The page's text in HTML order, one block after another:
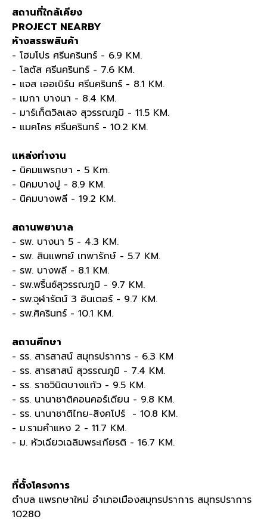
สถานที่ใกล้เคียง
PROJECT NEARBY
ห้างสรรพสินค้า
- โฮมโปร ศรีนครินทร์ - 6.9 KM.
- โลตัส ศรีนครินทร์ - 7.6 KM.
- แจส เออเบิร์น ศรีนครินทร์ - 8.1 KM.
- เมกา บางนา - 8.4 KM.
- มาร์เก็ตวิลเลจ สุวรรณภูมิ - 11.5 KM.
- แมคโคร ศรีนครินทร์ - 10.2 KM.
แหล่งทำงาน
- นิคมแพรกษา - 5 Km.
- นิคมบางปู - 8.9 KM.
- นิคมบางพลี - 19.2 KM.
สถานพยาบาล
- รพ. บางนา 5 - 4.3 KM.
- รพ. สินแพทย์ เทพารักษ์ - 5.7 KM.
- รพ. บางพลี - 8.1 KM.
- รพ.พริ้นซ์สุวรรณภูมิ - 9.7 KM.
- รพ.จุฬารัตน์ 3 อินเตอร์ - 9.7 KM.
- รพ.ศิครินทร์ - 10.1 KM.
สถานศึกษา
- รร. สารสาสน์ สมุทรปราการ - 6.3 KM
- รร. สารสาสน์ สุวรรณภูมิ - 7.4 KM.
- รร. ราชวินิตบางแก้ว - 9.5 KM.
- รร. นานาชาติคอนคอร์เดียน - 9.8 KM.
- รร. นานาชาติไทย-สิงคโปร์ - 10.8 KM.
- ม.รามคำแหง 2 - 11.7 KM.
- ม. หัวเฉียวเฉลิมพระเกียรติ - 16.7 KM.
ที่ตั้งโครงการ
ตำบล แพรกษาใหม่ อำเภอเมืองสมุทรปราการ สมุทรปราการ
10280